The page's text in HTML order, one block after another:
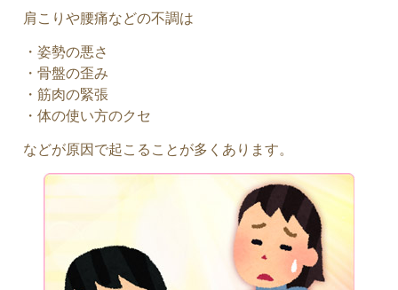
肩こりや腰痛などの不調は
・姿勢の悪さ
・骨盤の歪み
・筋肉の緊張
・体の使い方のクセ
などが原因で起こることが多くあります。